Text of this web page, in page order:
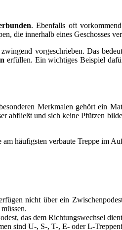
. Ebenfalls oft
die innerhalb eines Geschosses
zwingend vorgeschrieben. Das
erfüllen. Ein wichtiges Beispiel
Merkmalen gehört ein
abfließt und sich keine Pfützen
häufigsten verbaute Treppe im
nicht über ein
das dem Richtungswechsel dient
sind U-, S-, T-, E- oder L-